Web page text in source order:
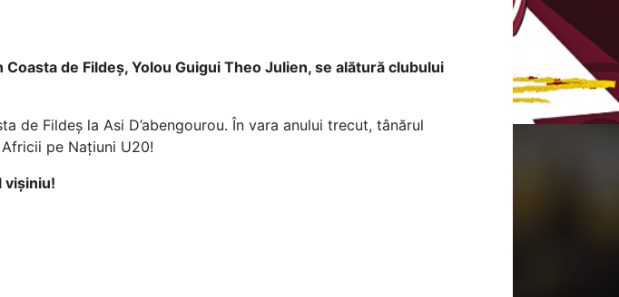
de Fildeș, Yolou Guigui Theo Julien, se alătură clubului
de Fildeș la Asi D’abengourou. În vara anului trecut, tânărul
pe Națiuni U20!
vișiniu!